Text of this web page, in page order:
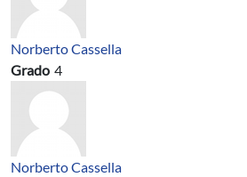
Norberto Cassella
Grado 4
Norberto Cassella